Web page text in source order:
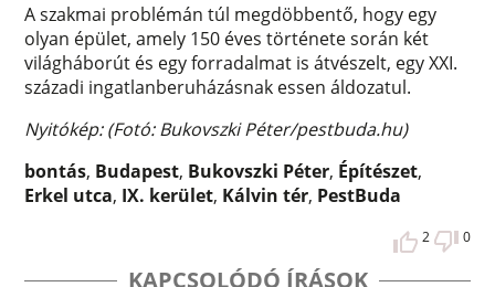
A szakmai problémán túl megdöbbentő, hogy egy
olyan épület, amely 150 éves története során két
világháborút és egy forradalmat is átvészelt, egy XXI.
századi ingatlanberuházásnak essen áldozatul.
Nyitókép: (Fotó: Bukovszki Péter/pestbuda.hu)
bontás, Budapest, Bukovszki Péter, Építészet,
Erkel utca, IX. kerület, Kálvin tér, PestBuda
2 0
KAPCSOLÓDÓ ÍRÁSOK